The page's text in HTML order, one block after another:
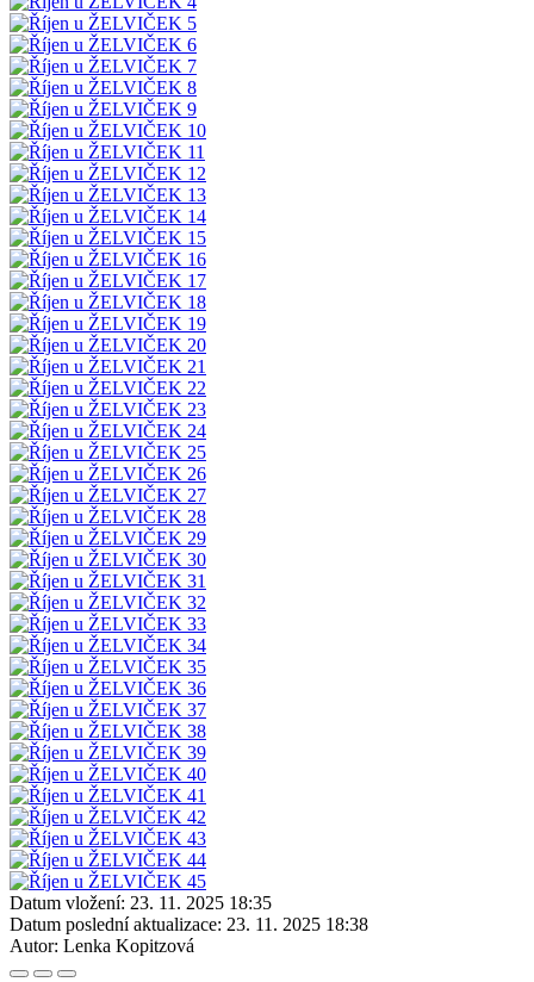
Datum vložení: 23. 11. 2025 18:35
Datum poslední aktualizace: 23. 11. 2025 18:38
Autor: Lenka Kopitzová